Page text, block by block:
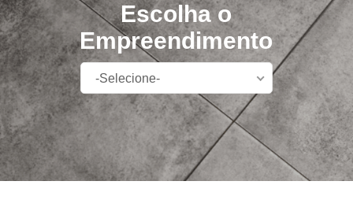
Escolha o
Empreendimento
-Selecione-